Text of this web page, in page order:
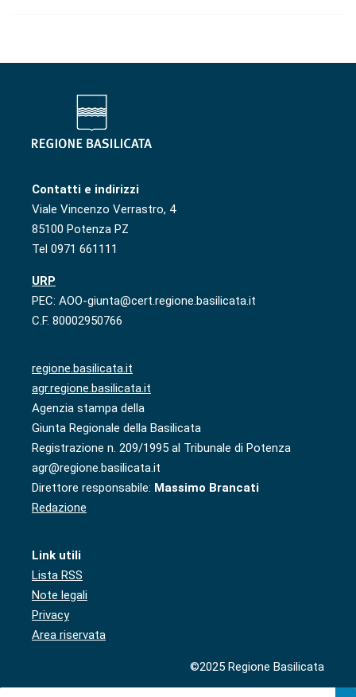
Contatti e indirizzi
Viale Vincenzo Verrastro, 4
85100 Potenza PZ
Tel 0971 661111
URP
PEC: AOO-giunta@cert.regione.basilicata.it
C.F. 80002950766
regione.basilicata.it
agr.regione.basilicata.it
Agenzia stampa della
Giunta Regionale della Basilicata
Registrazione n. 209/1995 al Tribunale di Potenza
agr@regione.basilicata.it
Direttore responsabile: Massimo Brancati
Redazione
Link utili
Lista RSS
Note legali
Privacy
Area riservata
©2025 Regione Basilicata